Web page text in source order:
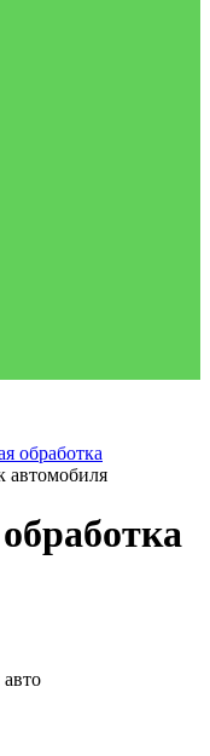
обработка
автомобиля